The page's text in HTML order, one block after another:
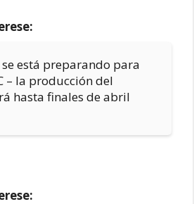
está preparando para
– la producción del
hasta finales de abril